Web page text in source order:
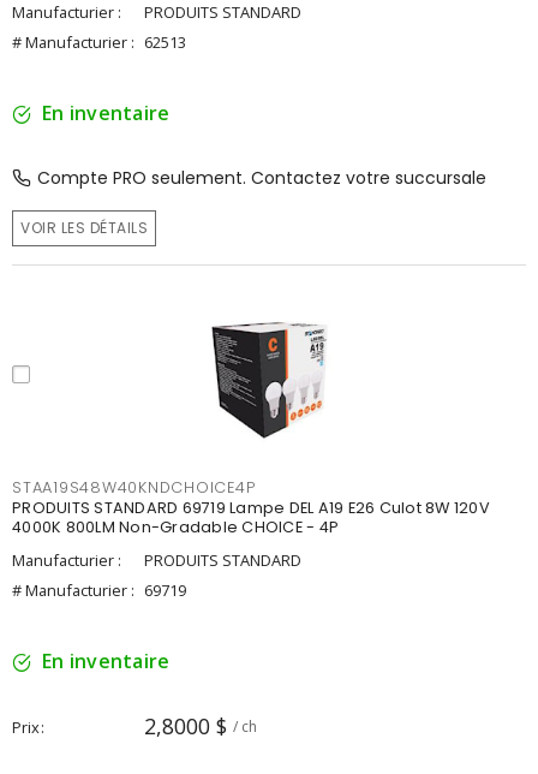
Manufacturier :
PRODUITS STANDARD
# Manufacturier : 62513
En inventaire
Compte PRO seulement. Contactez votre succursale
VOIR LES DÉTAILS
STAA19S48W40KNDCHOICE4P
PRODUITS STANDARD 69719 Lampe DEL A19 E26 Culot 8W 120V
4000K 800LM Non-Gradable CHOICE - 4P
Manufacturier :
PRODUITS STANDARD
# Manufacturier : 69719
En inventaire
Prix 2,8000 $ / ch